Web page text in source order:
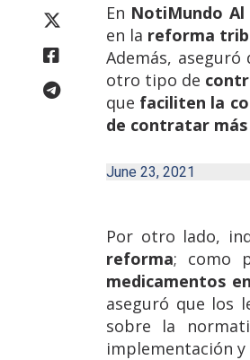
En NotiMundo Al
en la reforma
Además,
otro tipo de
que faciliten la
de contratar
June 23, 2021
Por otro lado,
reforma; como
medicamentos
aseguró que los
sobre la
implementación